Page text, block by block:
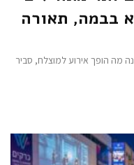
בבמה, תאורה
מה הופך אירוע למוצלח, סביר